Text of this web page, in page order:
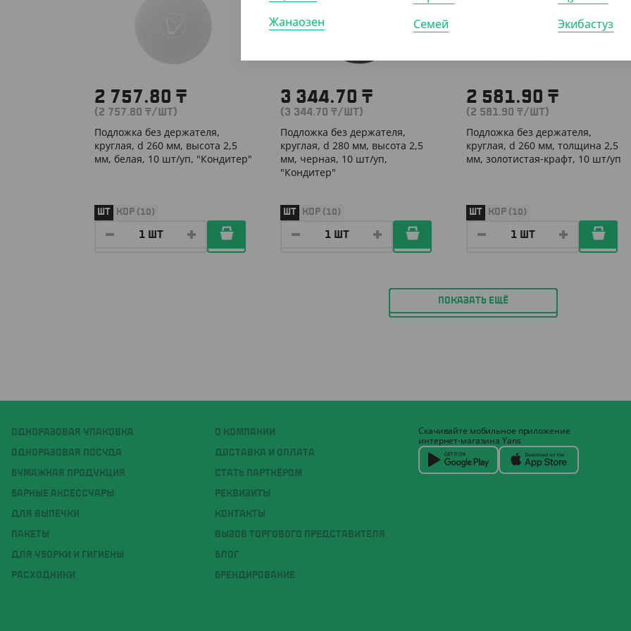
2 757.80 ₸
(2 757.80 ₸/ШТ)
Подложка без держателя,
круглая, d 260 мм, высота 2,5
мм, белая, 10 шт/уп, "Кондитер"
ШТ КОР (10)
3 344.70 ₸
(3 344.70 ₸/ШТ)
Подложка без держателя,
круглая, d 280 мм, высота 2,5
мм, черная, 10 шт/уп,
"Кондитер"
ШТ КОР (10)
2 581.90 ₸
(2 581.90 ₸/ШТ)
Подложка без держателя,
круглая, d 260 мм, толщина 2,5
мм, золотистая-крафт, 10 шт/уп
ШТ КОР (10)
ПОКАЗАТЬ ЕЩЁ
ОДНОРАЗОВАЯ УПАКОВКА
ОДНОРАЗОВАЯ ПОСУДА
БУМАЖНАЯ ПРОДУКЦИЯ
БАРНЫЕ АКСЕССУАРЫ
ДЛЯ ВЫПЕЧКИ
ПАКЕТЫ
ДЛЯ УБОРКИ И ГИГИЕНЫ
РАСХОДНИКИ
О КОМПАНИИ
ДОСТАВКА И ОПЛАТА
СТАТЬ ПАРТНЁРОМ
РЕКВИЗИТЫ
КОНТАКТЫ
ВЫЗОВ ТОРГОВОГО ПРЕДСТАВИТЕЛЯ
БЛОГ
БРЕНДИРОВАНИЕ
Скачивайте мобильное приложение
интернет-магазина Yans
Жанаозен
Семей
Экибастуз